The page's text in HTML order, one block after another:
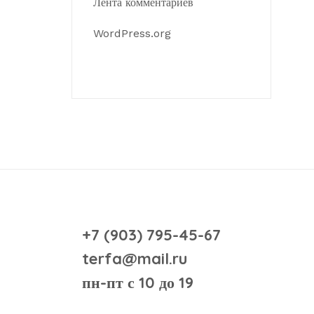
WordPress.org
+7 (903) 795-45-67
terfa@mail.ru
пн-пт с 10 до 19